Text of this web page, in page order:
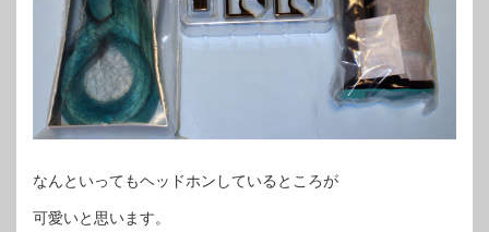
なんといってもヘッドホンしているところが
可愛いと思います。